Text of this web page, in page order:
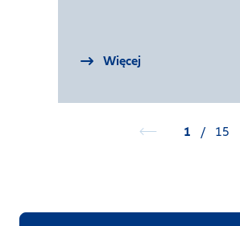
Więcej
1 / 15